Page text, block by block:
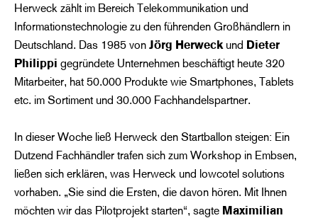
Herweck zählt im Bereich Telekommunikation und
Informationstechnologie zu den führenden Großhändlern in
Deutschland. Das 1985 von Jörg Herweck und Dieter
Philippi gegründete Unternehmen beschäftigt heute 320
Mitarbeiter, hat 50.000 Produkte wie Smartphones, Tablets
etc. im Sortiment und 30.000 Fachhandelspartner.
In dieser Woche ließ Herweck den Startballon steigen: Ein
Dutzend Fachhändler trafen sich zum Workshop in Embsen,
ließen sich erklären, was Herweck und lowcotel solutions
vorhaben. „Sie sind die Ersten, die davon hören. Mit Ihnen
möchten wir das Pilotprojekt starten“, sagte Maximilian